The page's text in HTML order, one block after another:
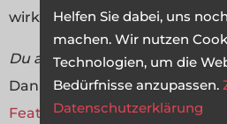
wirken.
Du arbeitest in einer Agentur
Dann wirf doch mal einen
FeatValue.
Helfen Sie dabei, uns
machen. Wir nutzen
Technologien, um die
Bedürfnisse anzupassen.
Datenschutzerklärung